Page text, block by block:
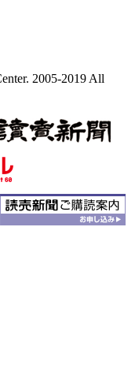
2005-2019 All